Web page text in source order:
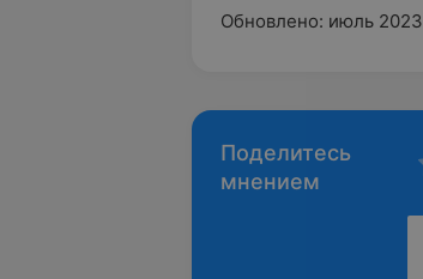
Обновлено: июль 2023
Поделитесь
мнением